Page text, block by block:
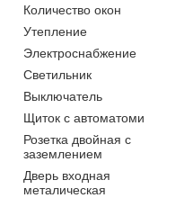
Количество окон
Утепление
Электроснабжение
Светильник
Выключатель
Щиток с автоматоми
Розетка двойная с
заземлением
Дверь входная
металическая